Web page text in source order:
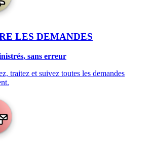
LES DEMANDES
sans erreur
traitez et suivez toutes les demandes